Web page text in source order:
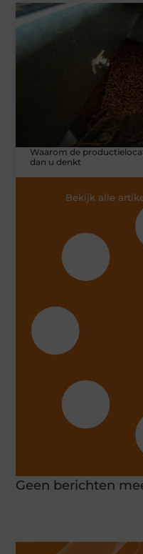
Waarom de
dan u denkt
Bekijk alle
Geen berichten